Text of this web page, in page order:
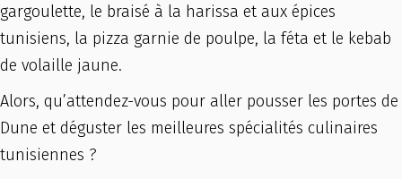
gargoulette, le braisé à la harissa et aux épices
tunisiens, la pizza garnie de poulpe, la féta et le kebab
de volaille jaune.
Alors, qu’attendez-vous pour aller pousser les portes de
Dune et déguster les meilleures spécialités culinaires
tunisiennes ?